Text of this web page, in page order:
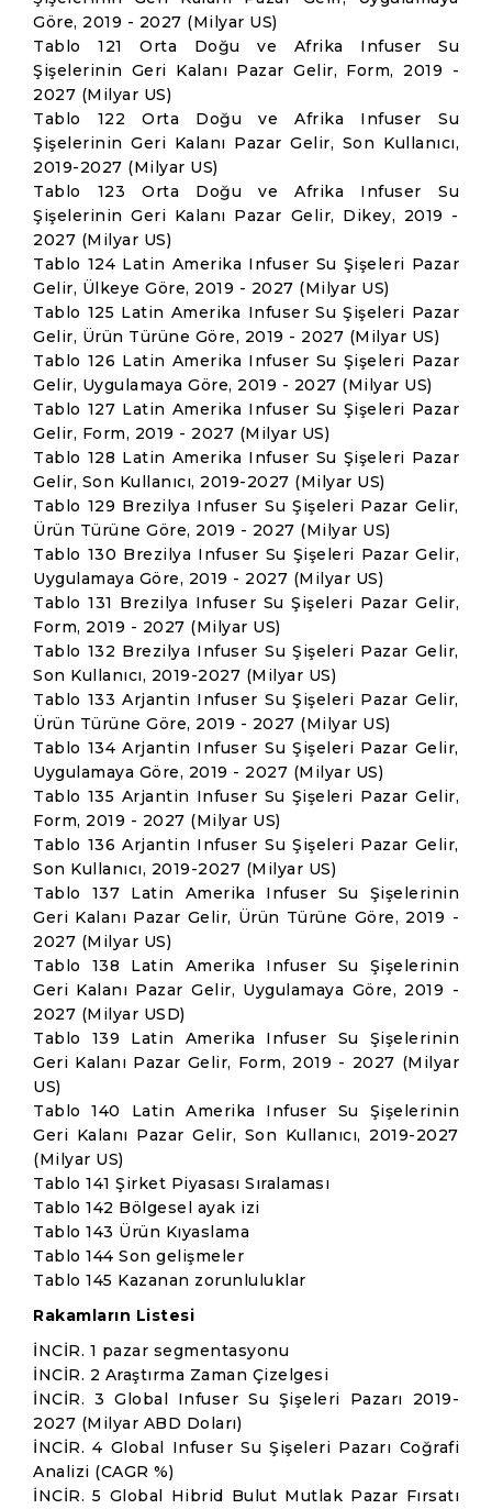
Göre, 2019 - 2027 (Milyar US)
Tablo 121 Orta Doğu ve Afrika Infuser Su
Şişelerinin Geri Kalanı Pazar Gelir, Form, 2019 -
2027 (Milyar US)
Tablo 122 Orta Doğu ve Afrika Infuser Su
Şişelerinin Geri Kalanı Pazar Gelir, Son Kullanıcı,
2019-2027 (Milyar US)
Tablo 123 Orta Doğu ve Afrika Infuser Su
Şişelerinin Geri Kalanı Pazar Gelir, Dikey, 2019 -
2027 (Milyar US)
Tablo 124 Latin Amerika Infuser Su Şişeleri Pazar
Gelir, Ülkeye Göre, 2019 - 2027 (Milyar US)
Tablo 125 Latin Amerika Infuser Su Şişeleri Pazar
Gelir, Ürün Türüne Göre, 2019 - 2027 (Milyar US)
Tablo 126 Latin Amerika Infuser Su Şişeleri Pazar
Gelir, Uygulamaya Göre, 2019 - 2027 (Milyar US)
Tablo 127 Latin Amerika Infuser Su Şişeleri Pazar
Gelir, Form, 2019 - 2027 (Milyar US)
Tablo 128 Latin Amerika Infuser Su Şişeleri Pazar
Gelir, Son Kullanıcı, 2019-2027 (Milyar US)
Tablo 129 Brezilya Infuser Su Şişeleri Pazar Gelir,
Ürün Türüne Göre, 2019 - 2027 (Milyar US)
Tablo 130 Brezilya Infuser Su Şişeleri Pazar Gelir,
Uygulamaya Göre, 2019 - 2027 (Milyar US)
Tablo 131 Brezilya Infuser Su Şişeleri Pazar Gelir,
Form, 2019 - 2027 (Milyar US)
Tablo 132 Brezilya Infuser Su Şişeleri Pazar Gelir,
Son Kullanıcı, 2019-2027 (Milyar US)
Tablo 133 Arjantin Infuser Su Şişeleri Pazar Gelir,
Ürün Türüne Göre, 2019 - 2027 (Milyar US)
Tablo 134 Arjantin Infuser Su Şişeleri Pazar Gelir,
Uygulamaya Göre, 2019 - 2027 (Milyar US)
Tablo 135 Arjantin Infuser Su Şişeleri Pazar Gelir,
Form, 2019 - 2027 (Milyar US)
Tablo 136 Arjantin Infuser Su Şişeleri Pazar Gelir,
Son Kullanıcı, 2019-2027 (Milyar US)
Tablo 137 Latin Amerika Infuser Su Şişelerinin
Geri Kalanı Pazar Gelir, Ürün Türüne Göre, 2019 -
2027 (Milyar US)
Tablo 138 Latin Amerika Infuser Su Şişelerinin
Geri Kalanı Pazar Gelir, Uygulamaya Göre, 2019 -
2027 (Milyar USD)
Tablo 139 Latin Amerika Infuser Su Şişelerinin
Geri Kalanı Pazar Gelir, Form, 2019 - 2027 (Milyar
US)
Tablo 140 Latin Amerika Infuser Su Şişelerinin
Geri Kalanı Pazar Gelir, Son Kullanıcı, 2019-2027
(Milyar US)
Tablo 141 Şirket Piyasası Sıralaması
Tablo 142 Bölgesel ayak izi
Tablo 143 Ürün Kıyaslama
Tablo 144 Son gelişmeler
Tablo 145 Kazanan zorunluluklar
Rakamların Listesi
İNCİR. 1 pazar segmentasyonu
İNCİR. 2 Araştırma Zaman Çizelgesi
İNCİR. 3 Global Infuser Su Şişeleri Pazarı 2019-
2027 (Milyar ABD Doları)
İNCİR. 4 Global Infuser Su Şişeleri Pazarı Coğrafi
Analizi (CAGR %)
İNCİR. 5 Global Hibrid Bulut Mutlak Pazar Fırsatı